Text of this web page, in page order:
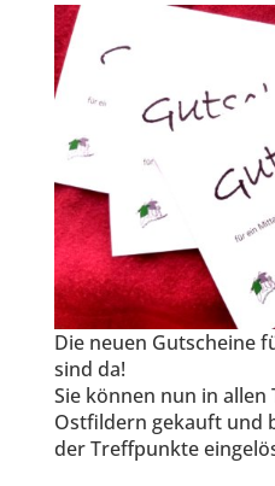
Die neuen Gutscheine
sind da!
Sie können nun in
Ostfildern gekauft und
der Treffpunkte